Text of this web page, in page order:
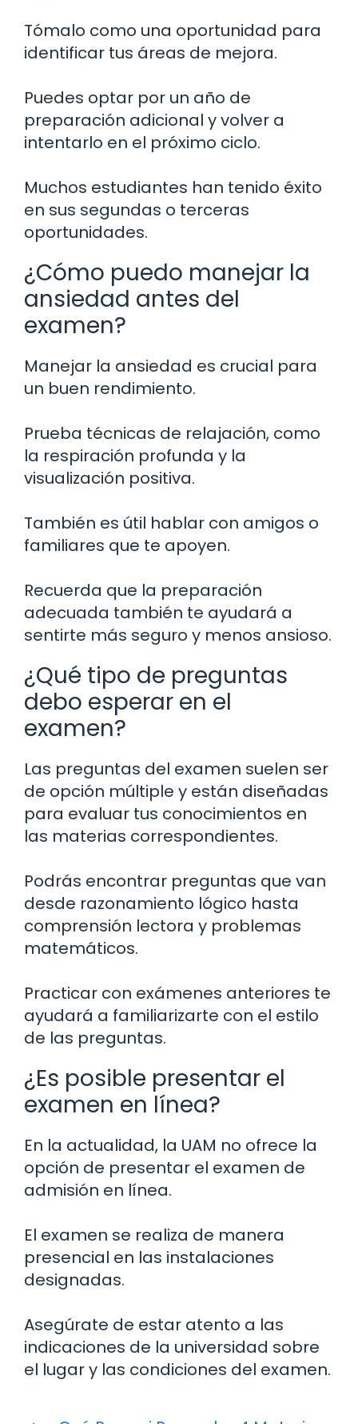
Tómalo como una oportunidad para
identificar tus áreas de mejora.
Puedes optar por un año de
preparación adicional y volver a
intentarlo en el próximo ciclo.
Muchos estudiantes han tenido éxito
en sus segundas o terceras
oportunidades.
¿Cómo puedo manejar la
ansiedad antes del
examen?
Manejar la ansiedad es crucial para
un buen rendimiento.
Prueba técnicas de relajación, como
la respiración profunda y la
visualización positiva.
También es útil hablar con amigos o
familiares que te apoyen.
Recuerda que la preparación
adecuada también te ayudará a
sentirte más seguro y menos ansioso.
¿Qué tipo de preguntas
debo esperar en el
examen?
Las preguntas del examen suelen ser
de opción múltiple y están diseñadas
para evaluar tus conocimientos en
las materias correspondientes.
Podrás encontrar preguntas que van
desde razonamiento lógico hasta
comprensión lectora y problemas
matemáticos.
Practicar con exámenes anteriores te
ayudará a familiarizarte con el estilo
de las preguntas.
¿Es posible presentar el
examen en línea?
En la actualidad, la UAM no ofrece la
opción de presentar el examen de
admisión en línea.
El examen se realiza de manera
presencial en las instalaciones
designadas.
Asegúrate de estar atento a las
indicaciones de la universidad sobre
el lugar y las condiciones del examen.